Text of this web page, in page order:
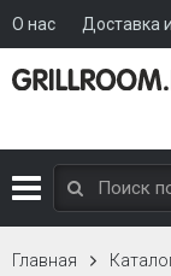
О нас Доставка
Главная